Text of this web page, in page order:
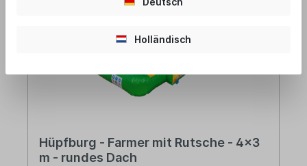
Hüpfburg - Farmer mit Rutsche - 4x3
m - rundes Dach
Holländisch